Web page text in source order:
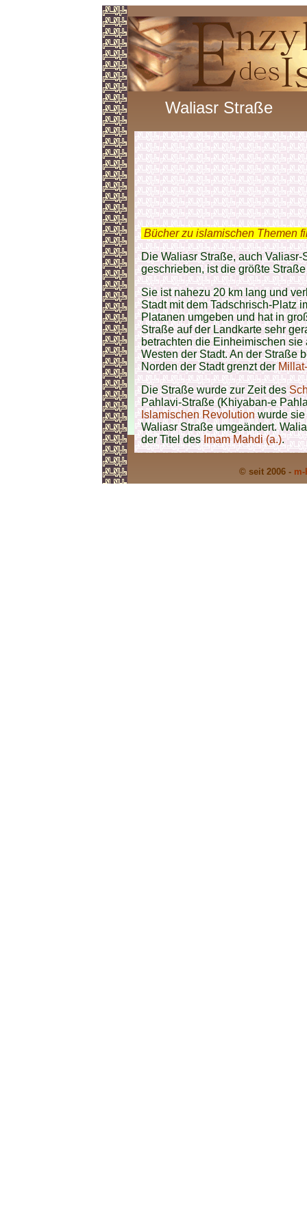
Waliasr Straße
Bücher zu islamischen Themen
Die Waliasr Straße, auch
geschrieben, ist die größte
Sie ist nahezu 20 km lang und
Stadt mit dem Tadschrisch-Platz
Platanen umgeben und hat in
Straße auf der Landkarte sehr
betrachten die Einheimischen
Westen der Stadt. An der Straße
Norden der Stadt grenzt der
Die Straße wurde zur Zeit des
Pahlavi-Straße (Khiyaban-e
Islamischen Revolutionwurde sie
Waliasr Straße umgeändert.
der Titel desImam Mahdi (a.).
© seit 2006 -